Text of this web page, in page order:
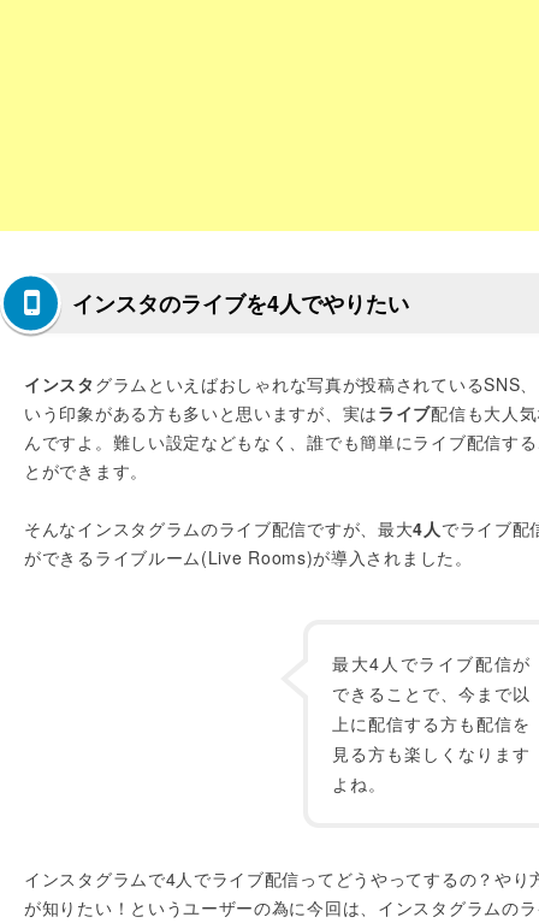
インスタのライブを4人でやりたい
インスタ グラムといえばおしゃれな写真が投稿されているSNS
いう印象がある方も多いと思いますが、実はライブ配信も大人
んですよ。難しい設定などもなく、誰でも簡単にライブ配信す
とができます。
そんなインスタグラムのライブ配信ですが、最大4人でライブ配
ができるライブルーム(Live Rooms)が導入されました。
最大4人でライブ配信が
できることで、今まで以
上に配信する方も配信を
見る方も楽しくなります
よね。
インスタグラムで4人でライブ配信ってどうやってするの？やり
が知りたい！というユーザーの為に今回は、インスタグラムの